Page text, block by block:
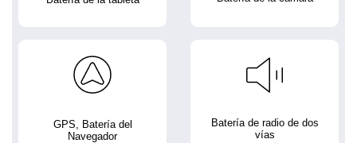
GPS, Batería del
Navegador
Batería de radio de dos
vías